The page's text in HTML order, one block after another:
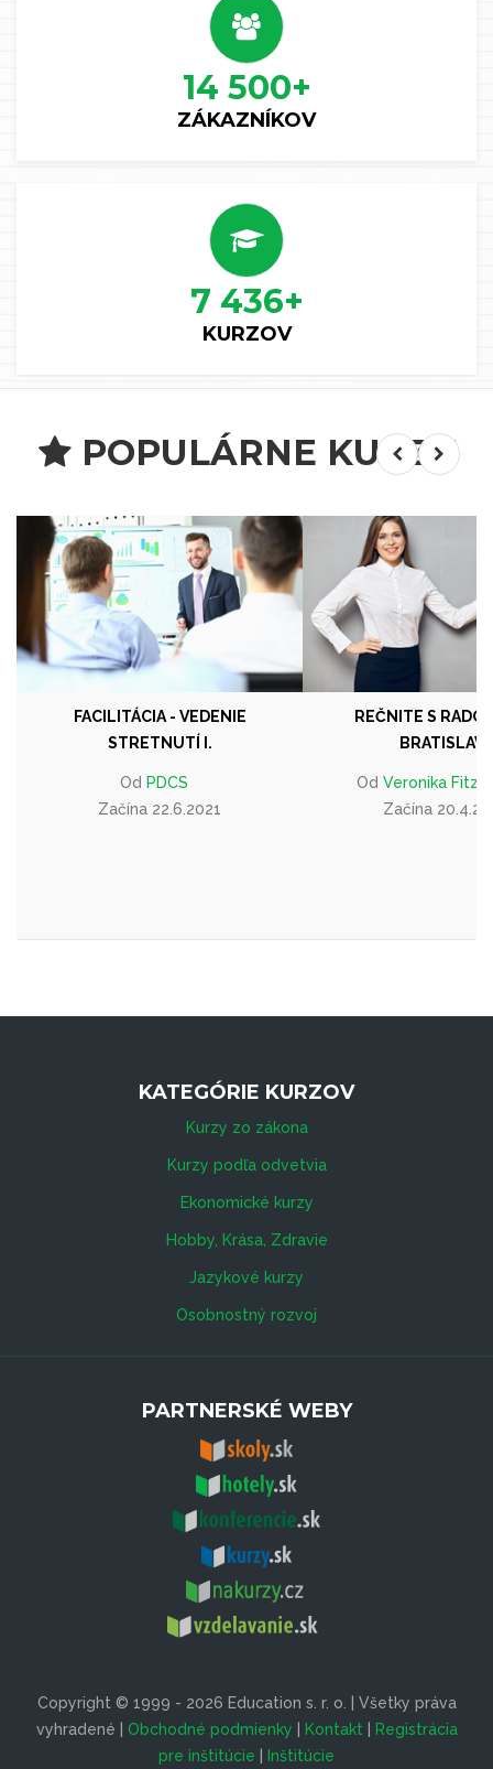
14 500+
ZÁKAZNÍKOV
7 436+
KURZOV
POPULÁRNE KURZY
FACILITÁCIA - VEDENIE
STRETNUTÍ I.
Od PDCS
Začína 22.6.2021
REČNITE S
BRATISLAVA
Od Veronika
Začína
KATEGÓRIE KURZOV
Kurzy zo zákona
Kurzy podľa odvetvia
Ekonomické kurzy
Hobby, Krása, Zdravie
Jazykové kurzy
Osobnostný rozvoj
PARTNERSKÉ WEBY
Copyright © 1999 - 2026 Education s. r. o. | Všetky práva
vyhradené | Obchodné podmienky Kontakt
Registrácia
pre inštitúcie
Inštitúcie